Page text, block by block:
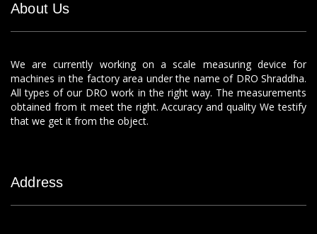
About Us
We are currently working on a scale measuring device for
machines in the factory area under the name of DRO Shraddha.
All types of our DRO work in the right way. The measurements
obtained from it meet the right. Accuracy and quality We testify
that we get it from the object.
Address